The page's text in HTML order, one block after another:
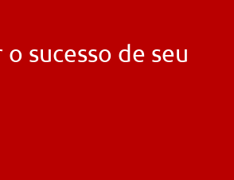
sucesso de seu